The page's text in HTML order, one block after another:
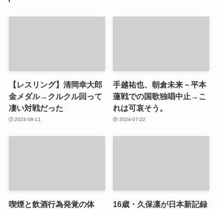
【レスリング】清岡幸大郎
金メダル→クルクル回って
凄い対戦だった
2024-08-11
手越祐也、朝倉未来－平本
蓮戦での国歌独唱中止→こ
れは可哀そう。
2024-07-22
喫煙と飲酒行為発覚の体
16歳・久保凛が日本新記録